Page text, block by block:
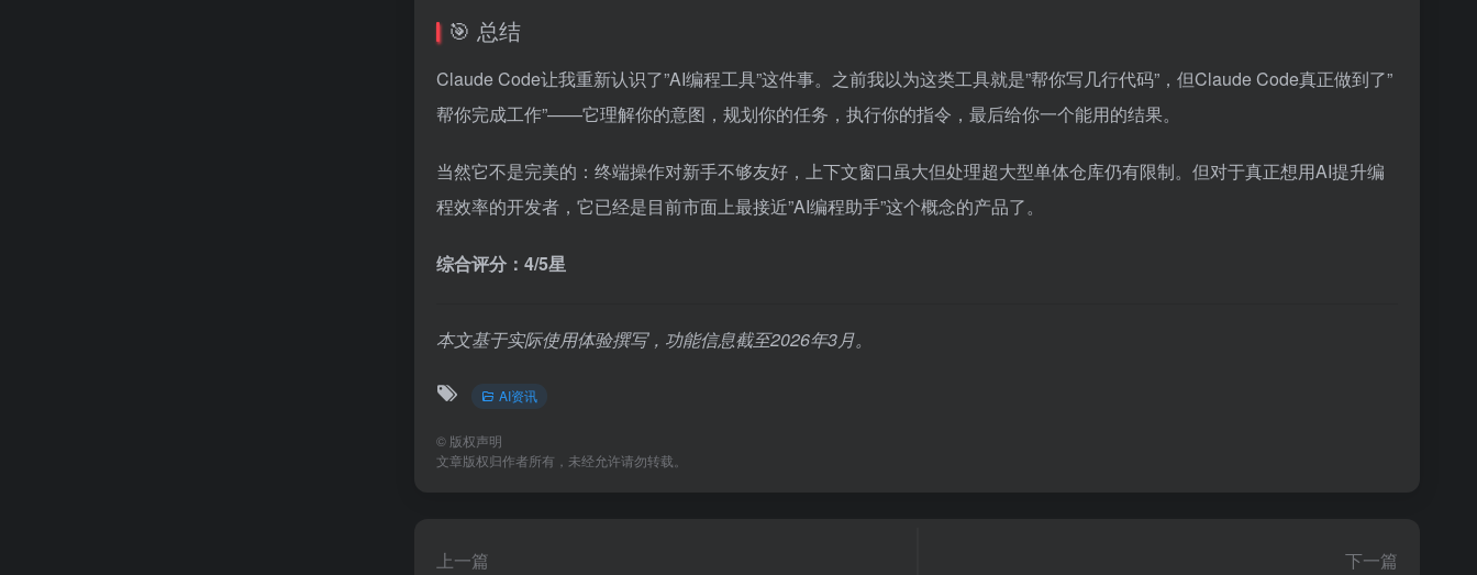
🎯 总结
Claude Code让我重新认识了”AI编程工具”这件事。之前我以为这类工具就是”帮你写几行代码”，但Claude Code真正做到了”
帮你完成工作”——它理解你的意图，规划你的任务，执行你的指令，最后给你一个能用的结果。
当然它不是完美的：终端操作对新手不够友好，上下文窗口虽大但处理超大型单体仓库仍有限制。但对于真正想用AI提升编
程效率的开发者，它已经是目前市面上最接近”AI编程助手”这个概念的产品了。
综合评分：4/5星
本文基于实际使用体验撰写，功能信息截至2026年3月。
AI资讯
© 版权声明
文章版权归作者所有，未经允许请勿转载。
上一篇 下一篇